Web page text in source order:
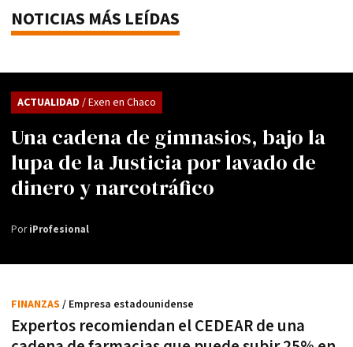
NOTICIAS MÁS LEÍDAS
Una cadena de gimnasios, bajo la
lupa de la Justicia por lavado de
dinero y narcotráfico
ACTUALIDAD / Exen en Chaco
PoriProfesional
Expertos recomiendan el CEDEAR de una
FINANZAS / Empresa estadounidense